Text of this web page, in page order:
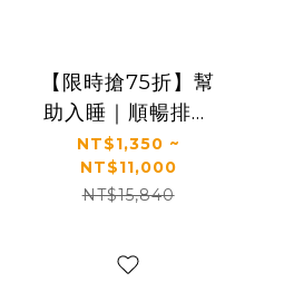
【限時搶75折】幫
助入睡｜順暢排便
｜正品保證｜【太
陽星】全效克菲爾
益生菌(3g*30包/
NT$1,350 ~
NT$11,000
NT$15,840